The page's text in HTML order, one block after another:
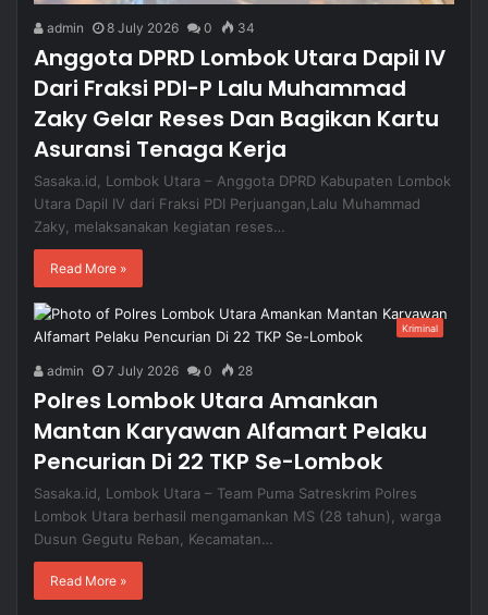
admin 8 July 2026 0 34
Anggota DPRD Lombok Utara Dapil IV
Dari Fraksi PDI-P Lalu Muhammad
Zaky Gelar Reses Dan Bagikan Kartu
Asuransi Tenaga Kerja
Sasaka.id, Lombok Utara – Anggota DPRD Kabupaten Lombok
Utara Dapil IV dari Fraksi PDI Perjuangan,Lalu Muhammad
Zaky, melaksanakan kegiatan reses…
Read More »
Kriminal
admin 7 July 2026 0 28
Polres Lombok Utara Amankan
Mantan Karyawan Alfamart Pelaku
Pencurian Di 22 TKP Se-Lombok
Sasaka.id, Lombok Utara – Team Puma Satreskrim Polres
Lombok Utara berhasil mengamankan MS (28 tahun), warga
Dusun Gegutu Reban, Kecamatan…
Read More »